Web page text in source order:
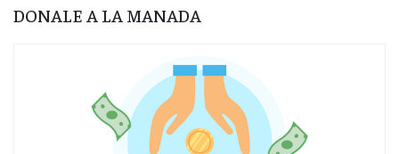
DONALE A LA MANADA